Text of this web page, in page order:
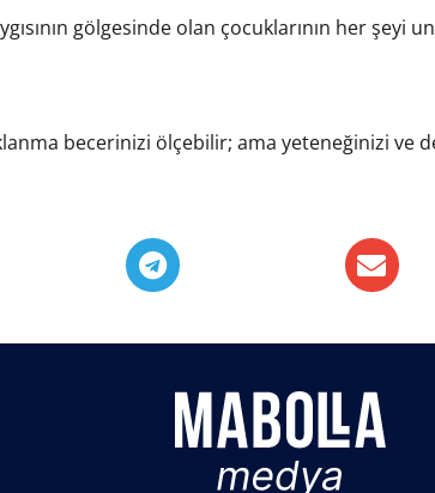
gölgesinde olan çocuklarının her şeyi
becerinizi ölçebilir; ama yeteneğinizi ve